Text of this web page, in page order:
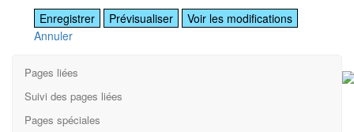
Annuler
Pages liées
Suivi des pages liées
Pages spéciales